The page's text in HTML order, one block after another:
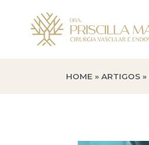
HOME » ARTIGOS »